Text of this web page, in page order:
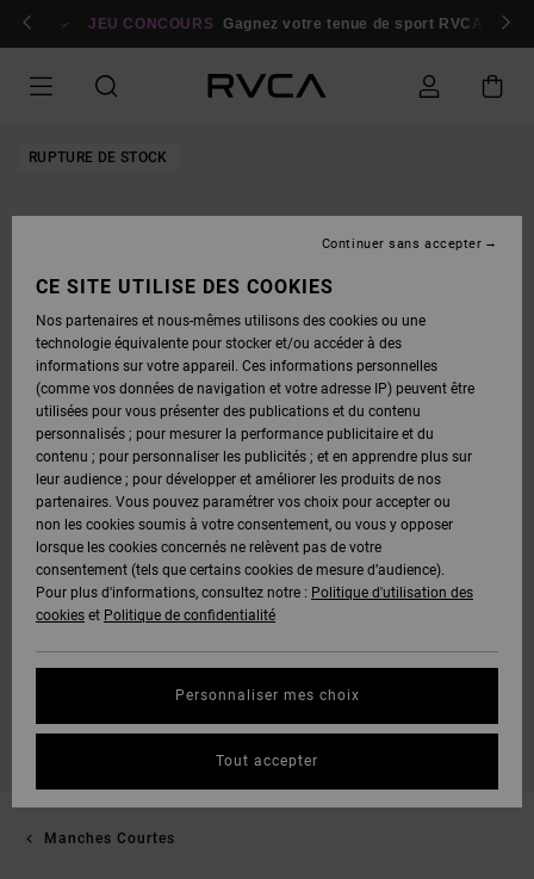
Se connecter / s'inscrire
JEU CONCOURS Gagnez votre tenue de sport RVCA
RUPTURE DE STOCK
Manches Courtes
CE SITE UTILISE DES COOKIES
Nos partenaires et nous-mêmes utilisons des cookies ou une
technologie équivalente pour stocker et/ou accéder à des
informations sur votre appareil. Ces informations personnelles
(comme vos données de navigation et votre adresse IP) peuvent être
utilisées pour vous présenter des publications et du contenu
personnalisés ; pour mesurer la performance publicitaire et du
contenu ; pour personnaliser les publicités ; et en apprendre plus sur
leur audience ; pour développer et améliorer les produits de nos
partenaires. Vous pouvez paramétrer vos choix pour accepter ou
non les cookies soumis à votre consentement, ou vous y opposer
lorsque les cookies concernés ne relèvent pas de votre
consentement (tels que certains cookies de mesure d’audience).
Pour plus d'informations, consultez notre : Politique d'utilisation des
cookies et Politique de confidentialité
Personnaliser mes choix
Continuer sans accepter
Tout accepter